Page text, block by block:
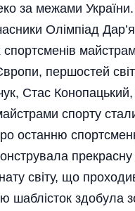
за межами
Олімпіад
першостей
Стас
спорту
прекрасну
світу, що
здобула